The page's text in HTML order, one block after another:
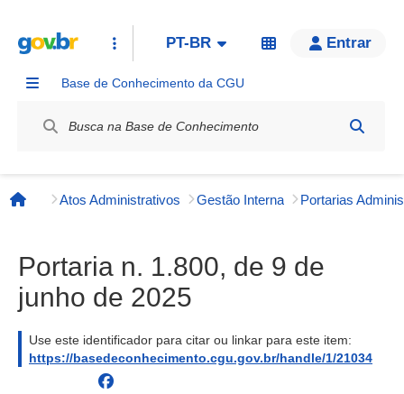
PT-BR Entrar
Base de Conhecimento da CGU
Página inicial
Atos Administrativos Gestão Interna
Portaria n. 1.800, de 9 de
junho de 2025
Use este identificador para citar ou linkar para este item:
https://basedeconhecimento.cgu.gov.br/handle/1/21034